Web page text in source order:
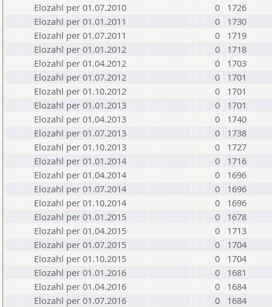
Elozahl per 01.07.2010
0
1726
Elozahl per 01.01.2011
0
1730
Elozahl per 01.07.2011
0
1719
Elozahl per 01.01.2012
0
1718
Elozahl per 01.04.2012
0
1703
Elozahl per 01.07.2012
0
1701
Elozahl per 01.10.2012
0
1701
Elozahl per 01.01.2013
0
1701
Elozahl per 01.04.2013
0
1740
Elozahl per 01.07.2013
0
1738
Elozahl per 01.10.2013
0
1727
Elozahl per 01.01.2014
0
1716
Elozahl per 01.04.2014
0
1696
Elozahl per 01.07.2014
0
1696
Elozahl per 01.10.2014
0
1696
Elozahl per 01.01.2015
0
1678
Elozahl per 01.04.2015
0
1713
Elozahl per 01.07.2015
0
1704
Elozahl per 01.10.2015
0
1704
Elozahl per 01.01.2016
0
1681
Elozahl per 01.04.2016
0
1684
Elozahl per 01.07.2016
0
1684